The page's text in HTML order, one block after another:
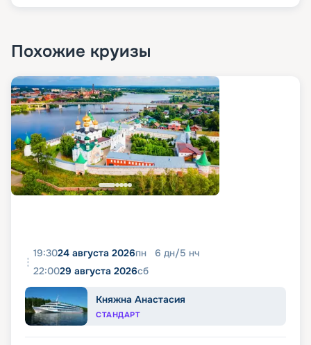
Похожие круизы
19:3024 августа 2026пн 6 дн/5 нч
22:0029 августа 2026сб
Княжна Анастасия
СТАНДАРТ